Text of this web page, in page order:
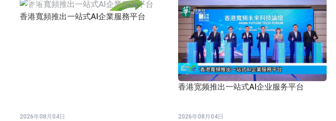
香港寬頻推出一站式AI企業服務平台
2026年08月04日
香港宽频推出一站式AI企业服务平台
2026年08月04日